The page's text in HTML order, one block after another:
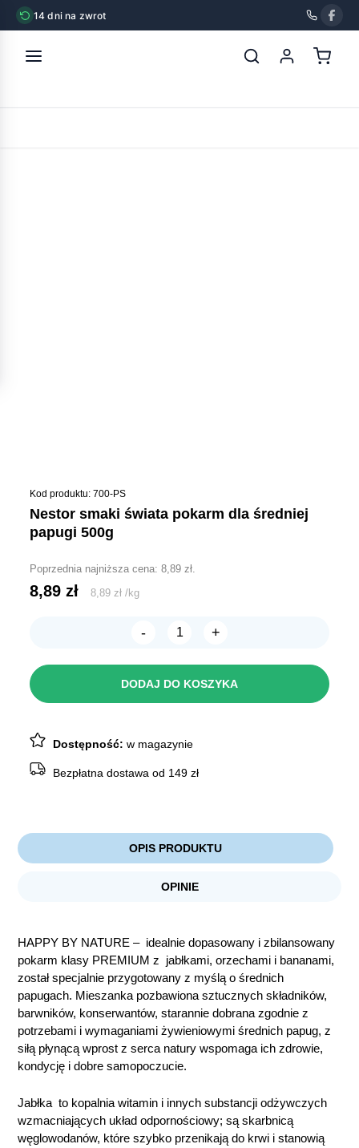
14 dni na zwrot
Kod produktu: 700-PS
nestor smaki świata pokarm dla średniej
papugi 500g
Poprzednia najniższa cena:8,89zł.
8,89zł 8,89zł /kg
-
ilość
pokarm
+
DODAJ DO KOSZYKA
Dostępność:w magazynie
Bezpłatna dostawa od 149 zł
OPIS PRODUKTU
OPINIE
HAPPY BY NATURE – idealnie dopasowany i zbilansowany
pokarm klasy PREMIUM z jabłkami, orzechami i bananami,
został specjalnie przygotowany z myślą o średnich
papugach. Mieszanka pozbawiona sztucznych składników,
barwników, konserwantów, starannie dobrana zgodnie z
potrzebami i wymaganiami żywieniowymi średnich papug, z
siłą płynącą wprost z serca natury wspomaga ich zdrowie,
kondycję i dobre samopoczucie.
Jabłka to kopalnia witamin i innych substancji odżywczych
wzmacniających układ odpornościowy; są skarbnicą
węglowodanów, które szybko przenikają do krwi i stanowią